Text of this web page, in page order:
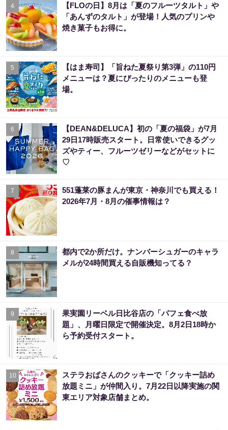
4
【FLOの日】8月は「夏のフルーツタルト」や
「あんずのタルト」が登場！人気のプリンや
焼き菓子もお得に。
5
【はま寿司】「旨ねた夏祭り第3弾」の110円
メニューは？夏にぴったりのメニューも登
場。
6
【DEAN&DELUCA】初の「夏の福袋」が7月
29日17時販売スタート。日常使いできるグッ
ズやティー、フルーツゼリーなどがセットに
♡
7
551蓬莱の豚まんが東京・神奈川でも買える！
2026年7月・8月の催事情報は？
8
都内で2か所だけ。ナンバーシュガーのキャラ
メルが24時間買える自販機知ってる？
9
果実園リーベル日比谷店の「パフェ食べ放
題」、月曜日限定で開催決定。8月2日18時か
ら予約受付スタート。
10
ステラおばさんのクッキーで「クッキー詰め
放題ミニ」が仲間入り。7月22日以降実施の関
東エリア対象店舗まとめ。